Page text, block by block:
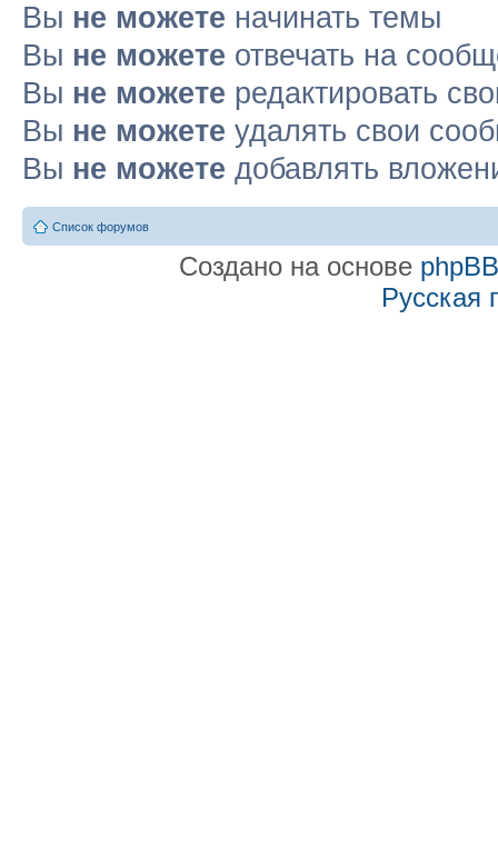
Вы не можете начинать темы
Вы не можете отвечать на
Вы не можете редактировать
Вы не можете удалять свои
Вы не можете добавлять
Список форумов
Создано на основе phpBB
Русская